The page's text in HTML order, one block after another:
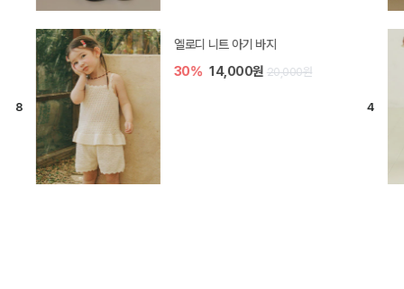
엘로디 니트 아기 바지
30% 14,000원 20,000원